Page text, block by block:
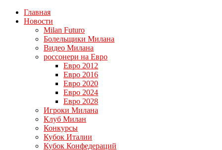
Главная
Новости
Milan Futuro
Болельщики Милана
Видео Милана
россонери на Евро
Евро 2012
Евро 2016
Евро 2020
Евро 2024
Евро 2028
Игроки Милана
Клуб Милан
Конкурсы
Кубок Италии
Кубок Конфедераций